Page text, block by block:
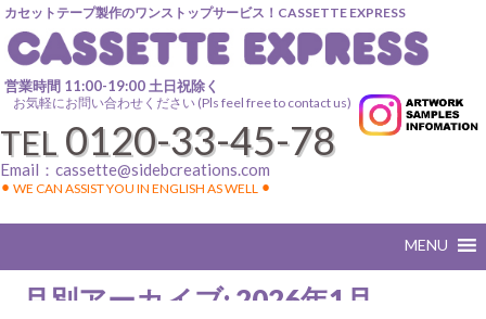
カセットテープ製作のワンストップサービス！CASSETTE EXPRESS
営業時間 11:00-19:00 土日祝除く
お気軽にお問い合わせください (Pls feel free to contact us)
TEL 0120-33-45-78
Email： cassette@sidebcreations.com
⚫︎ WE CAN ASSIST YOU IN ENGLISH AS WELL ⚫︎
月別アーカイブ: 2026年1月